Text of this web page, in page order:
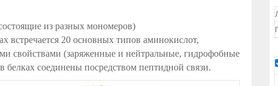
из разных мономеров)
встречается 20 основных типов аминокислот,
свойствами (заряженные и нейтральные, гидрофобные
соединены посредством пептидной связи.